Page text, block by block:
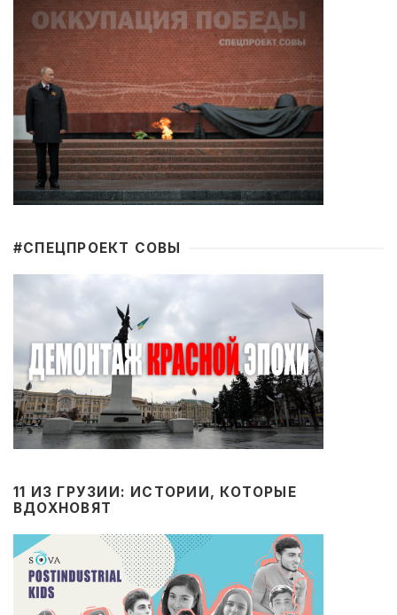
#CПЕЦПРОЕКТ СОВЫ
11 ИЗ ГРУЗИИ: ИСТОРИИ, КОТОРЫЕ
ВДОХНОВЯТ